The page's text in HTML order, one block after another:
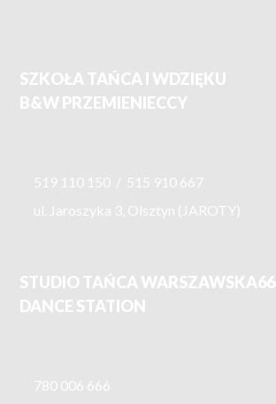
SZKOŁA TAŃCA I WDZIĘKU
B&W PRZEMIENIECCY
519 110 150 / 515 910 667
ul. Jaroszyka 3, Olsztyn (JAROTY)
STUDIO TAŃCA WARSZAWSKA66
DANCE STATION
780 006 666